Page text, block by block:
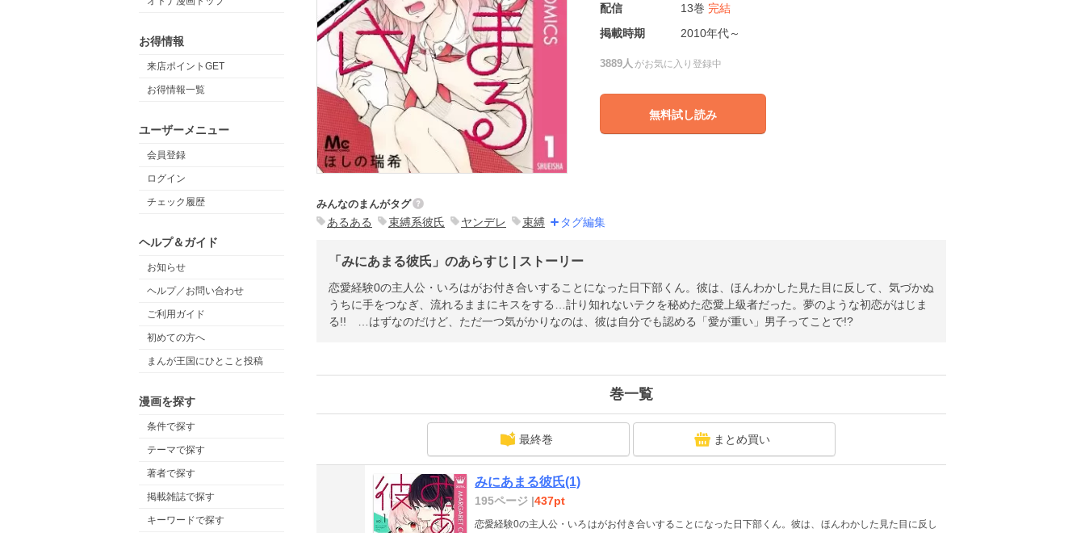
お得情報
来店ポイントGET
お得情報一覧
ユーザーメニュー
会員登録
ログイン
チェック履歴
ヘルプ＆ガイド
お知らせ
ヘルプ／お問い合わせ
ご利用ガイド
初めての方へ
まんが王国にひとこと投稿
漫画を探す
条件で探す
テーマで探す
著者で探す
掲載雑誌で探す
キーワードで探す
配信
13巻 完結
掲載時期
2010年代～
3889人 がお気に入り登録中
無料試し読み
みんなのまんがタグ
あるある 束縛系彼氏 ヤンデレ 束縛 タグ編集
「みにあまる彼氏」のあらすじ | ストーリー
恋愛経験0の主人公・いろはがお付き合いすることになった日下部くん。彼は、ほんわかした見た目に反して、気づかぬ
うちに手をつなぎ、流れるままにキスをする…計り知れないテクを秘めた恋愛上級者だった。夢のような初恋がはじま
る!! …はずなのだけど、ただ一つ気がかりなのは、彼は自分でも認める「愛が重い」男子ってことで!?
巻一覧
最終巻 まとめ買い
みにあまる彼氏(1)
195ページ |437pt
恋愛経験0の主人公・いろはがお付き合いすることになった日下部くん。彼は、ほんわかした見た目に反し